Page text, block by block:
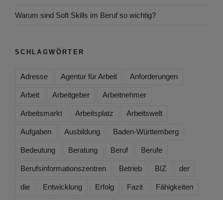
Warum sind Soft Skills im Beruf so wichtig?
SCHLAGWÖRTER
Adresse Agentur für Arbeit Anforderungen
Arbeit Arbeitgeber Arbeitnehmer
Arbeitsmarkt Arbeitsplatz Arbeitswelt
Aufgaben Ausbildung Baden-Württemberg
Bedeutung Beratung Beruf Berufe
Berufsinformationszentren Betrieb BIZ der
die Entwicklung Erfolg Fazit Fähigkeiten